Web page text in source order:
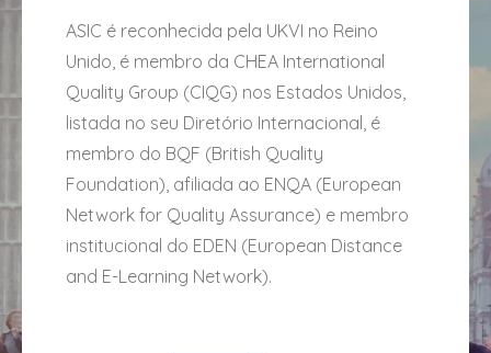
ASIC é reconhecida pela UKVI no Reino
Unido, é membro da CHEA International
Quality Group (CIQG) nos Estados Unidos,
listada no seu Diretório Internacional, é
membro do BQF (British Quality
Foundation), afiliada ao ENQA (European
Network for Quality Assurance) e membro
institucional do EDEN (European Distance
and E-Learning Network).